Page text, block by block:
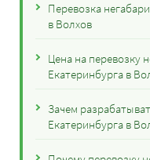
Перевозка
в Волхов
Цена на перевозку
Екатеринбурга в
Зачем
Екатеринбурга в